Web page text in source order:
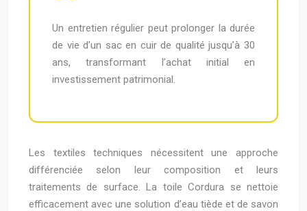
Un entretien régulier peut prolonger la durée
de vie d’un sac en cuir de qualité jusqu’à 30
ans, transformant l’achat initial en
investissement patrimonial.
Les textiles techniques nécessitent une approche
différenciée selon leur composition et leurs
traitements de surface. La toile Cordura se nettoie
efficacement avec une solution d’eau tiède et de savon